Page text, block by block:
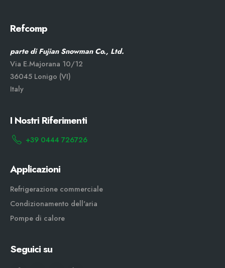
Refcomp
parte di Fujian Snowman Co., Ltd.
Via E.Majorana 10/12
36045 Lonigo (VI)
Italy
I Nostri Riferimenti
+39 0444 726726
Applicazioni
Refrigerazione commerciale
Condizionamento dell'aria
Pompe di calore
Seguici su